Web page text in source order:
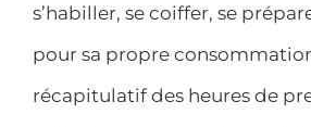
s’habiller, se coiffer, se
pour sa propre
récapitulatif des heures de